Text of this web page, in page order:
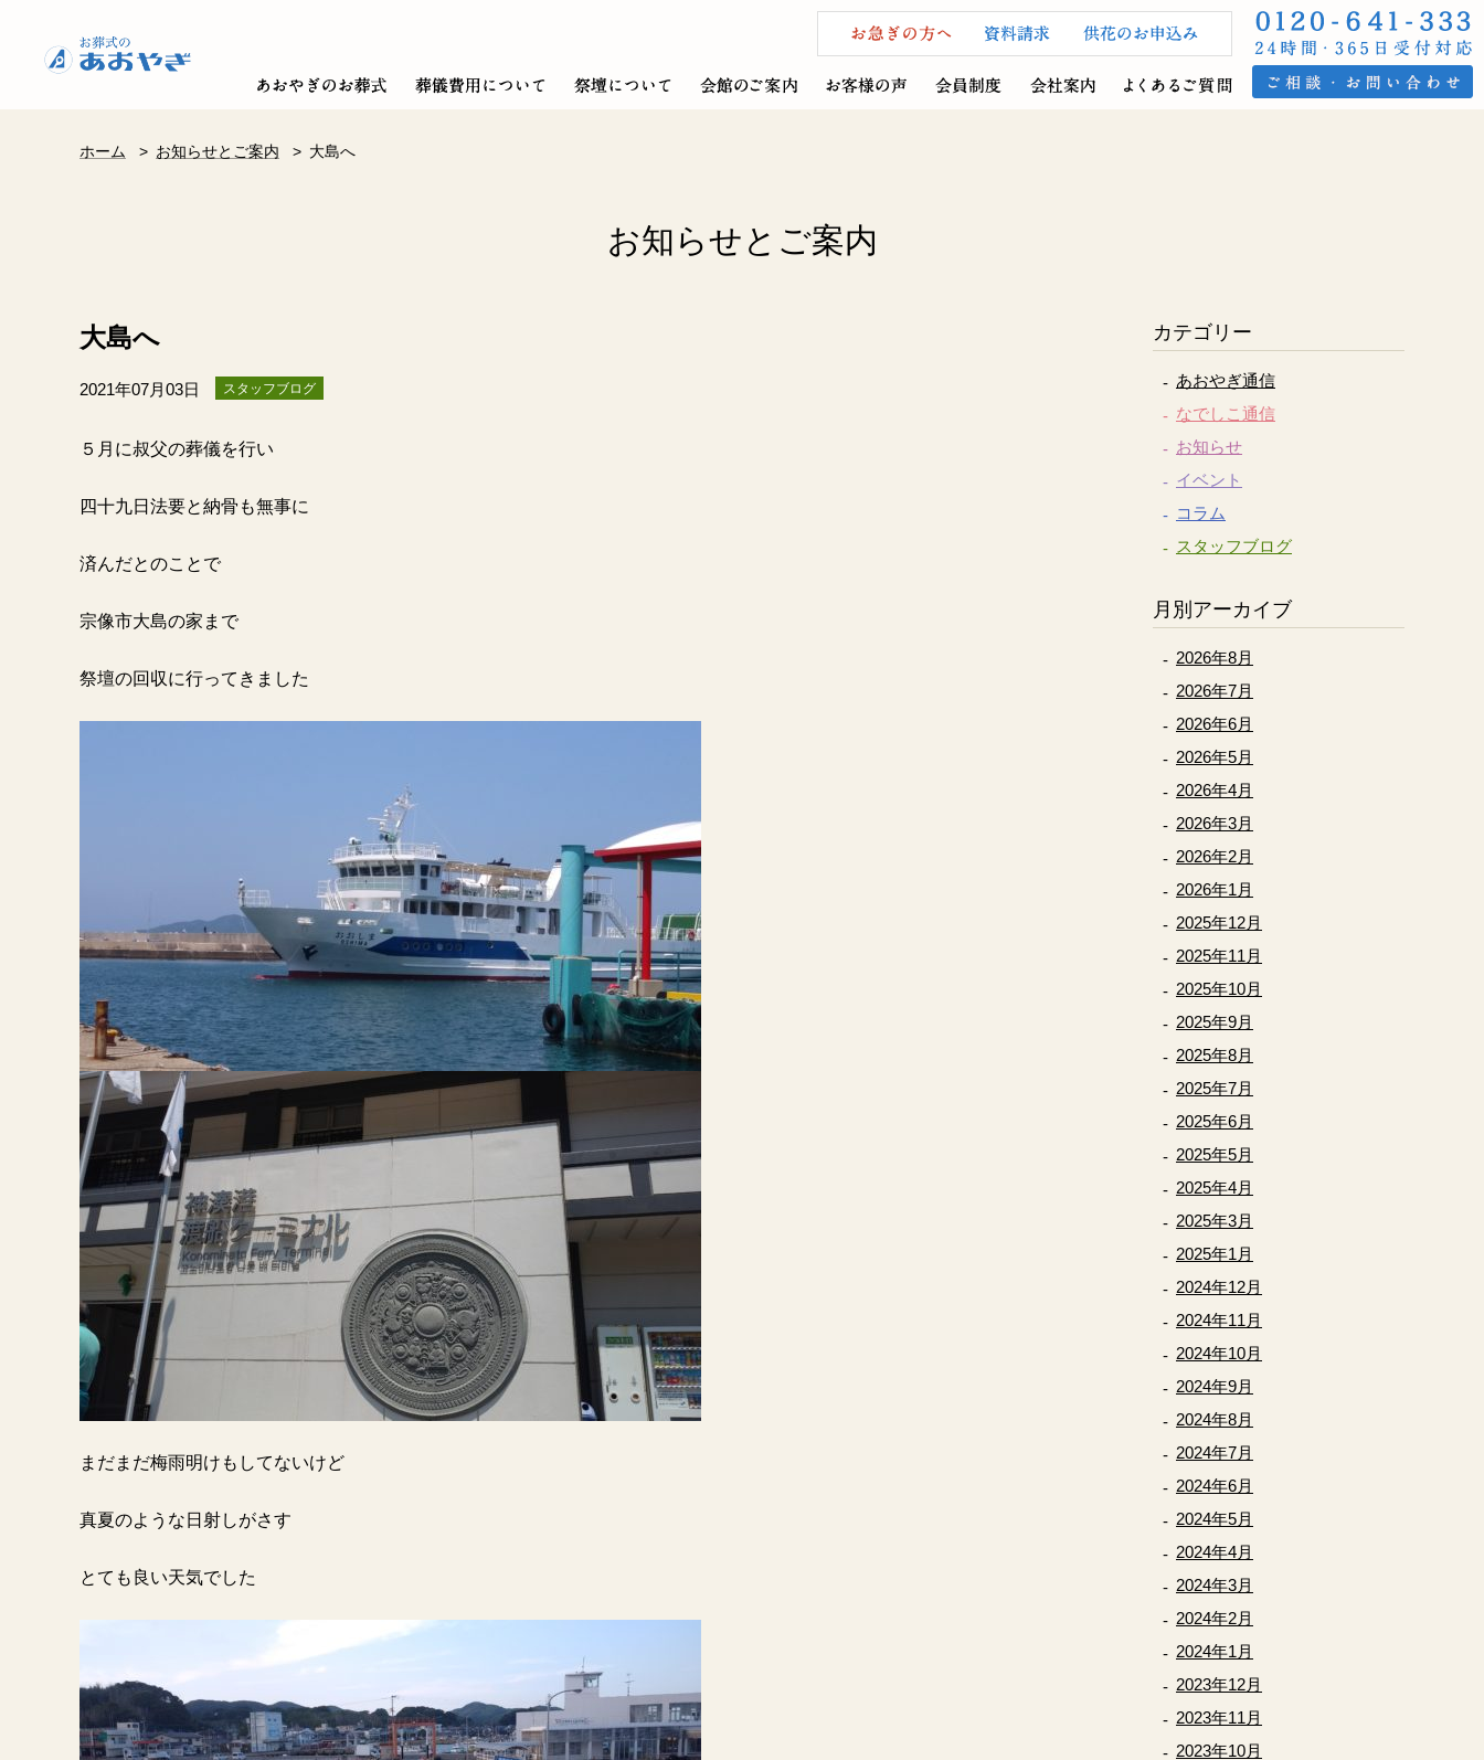
ホーム > お知らせとご案内 > 大島へ
お知らせとご案内
大島へ
2021年07月03日 スタッフブログ
５月に叔父の葬儀を行い
四十九日法要と納骨も無事に
済んだとのことで
宗像市大島の家まで
祭壇の回収に行ってきました
まだまだ梅雨明けもしてないけど
真夏のような日射しがさす
とても良い天気でした
カテゴリー
あおやぎ通信
なでしこ通信
お知らせ
イベント
コラム
スタッフブログ
月別アーカイブ
2026年8月
2026年7月
2026年6月
2026年5月
2026年4月
2026年3月
2026年2月
2026年1月
2025年12月
2025年11月
2025年10月
2025年9月
2025年8月
2025年7月
2025年6月
2025年5月
2025年4月
2025年3月
2025年1月
2024年12月
2024年11月
2024年10月
2024年9月
2024年8月
2024年7月
2024年6月
2024年5月
2024年4月
2024年3月
2024年2月
2024年1月
2023年12月
2023年11月
2023年10月